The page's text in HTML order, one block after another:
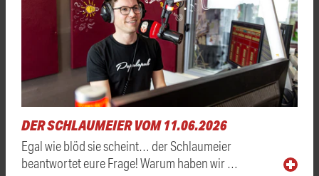
DER SCHLAUMEIER VOM 11.06.2026
Egal wie blöd sie scheint… der Schlaumeier
beantwortet eure Frage! Warum haben wir …